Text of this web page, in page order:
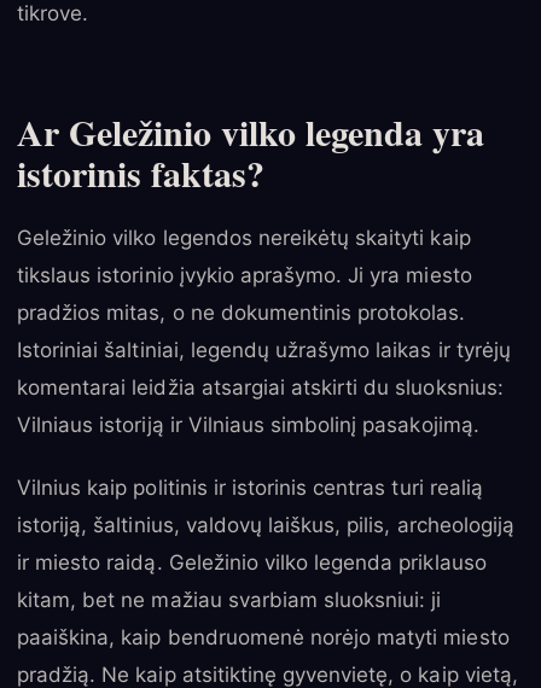
tikrove.
Ar Geležinio vilko legenda yra
istorinis faktas?
Geležinio vilko legendos nereikėtų skaityti kaip
tikslaus istorinio įvykio aprašymo. Ji yra miesto
pradžios mitas, o ne dokumentinis protokolas.
Istoriniai šaltiniai, legendų užrašymo laikas ir tyrėjų
komentarai leidžia atsargiai atskirti du sluoksnius:
Vilniaus istoriją ir Vilniaus simbolinį pasakojimą.
Vilnius kaip politinis ir istorinis centras turi realią
istoriją, šaltinius, valdovų laiškus, pilis, archeologiją
ir miesto raidą. Geležinio vilko legenda priklauso
kitam, bet ne mažiau svarbiam sluoksniui: ji
paaiškina, kaip bendruomenė norėjo matyti miesto
pradžią. Ne kaip atsitiktinę gyvenvietę, o kaip vietą,